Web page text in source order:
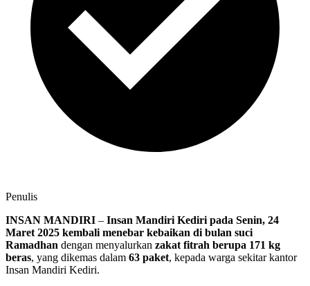
Penulis
INSAN MANDIRI – Insan Mandiri Kediri pada Senin, 24
Maret 2025 kembali menebar kebaikan di bulan suci
Ramadhan dengan menyalurkan zakat fitrah berupa 171 kg
beras, yang dikemas dalam 63 paket, kepada warga sekitar kantor
Insan Mandiri Kediri.